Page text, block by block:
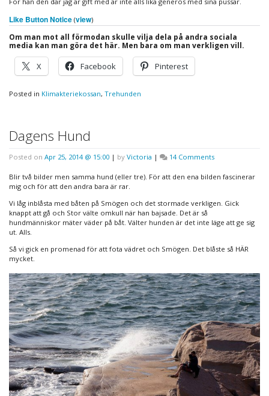
Like Button Notice (view)
Om man mot all förmodan skulle vilja dela på andra sociala
media kan man göra det här. Men bara om man verkligen vill.
X Facebook Pinterest
Posted in Klimakteriekossan, Trehunden
Dagens Hund
Posted on Apr 25, 2014 @ 15:00 | by Victoria | 14 Commentson
Hund
Blir två bilder men samma hund (eller tre). För att den ena bilden fascinerar
mig och för att den andra bara är rar.
Vi låg inblåsta med båten på Smögen och det stormade verkligen. Gick
knappt att gå och Stor välte omkull när han bajsade. Det är så
hundmänniskor mäter väder på båt. Välter hunden är det inte läge att ge sig
ut. Alls.
Så vi gick en promenad för att fota vädret och Smögen. Det blåste så HÄR
mycket.